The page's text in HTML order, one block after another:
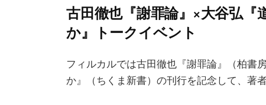
古田徹也『謝罪論』×大谷弘
か』トークイベント
フィルカルでは古田徹也『謝罪論』（柏書
か』（ちくま新書）の刊行を記念して、著